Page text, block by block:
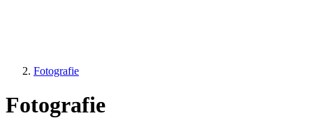
Fotografie
Fotografie